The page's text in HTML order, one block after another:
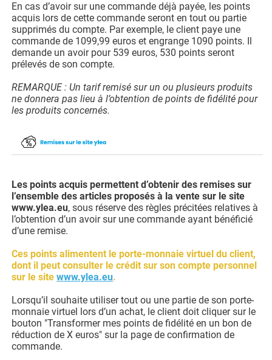
En cas d’avoir sur une commande déjà payée, les points
acquis lors de cette commande seront en tout ou partie
supprimés du compte. Par exemple, le client paye une
commande de 1099,99 euros et engrange 1090 points. Il
demande un avoir pour 539 euros, 530 points seront
prélevés de son compte.
REMARQUE : Un tarif remisé sur un ou plusieurs produits
ne donnera pas lieu à l’obtention de points de fidélité pour
les produits concernés.
Les points acquis permettent d’obtenir des remises sur
l’ensemble des articles proposés à la vente sur le site
www.ylea.eu, sous réserve des règles précitées relatives à
l’obtention d’un avoir sur une commande ayant bénéficié
d’une remise.
Ces points alimentent le porte-monnaie virtuel du client,
dont il peut consulter le crédit sur son compte personnel
sur le sitewww.ylea.eu.
Lorsqu’il souhaite utiliser tout ou une partie de son porte-
monnaie virtuel lors d’un achat, le client doit cliquer sur le
bouton "Transformer mes points de fidélité en un bon de
réduction de X euros" sur la page de confirmation de
commande.